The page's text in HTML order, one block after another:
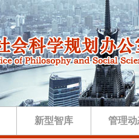
新型智库 管理